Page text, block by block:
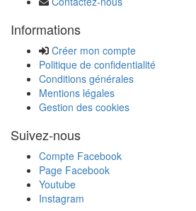
Informations
Créer mon compte
Politique de confidentialité
Conditions générales
Mentions légales
Gestion des cookies
Suivez-nous
Compte Facebook
Page Facebook
Youtube
Instagram